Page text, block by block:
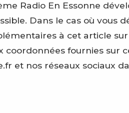
Radio En Essonne
Dans le cas où vous
à cet article sur
coordonnées fournies sur
et nos réseaux sociaux